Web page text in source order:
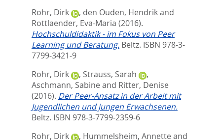
Rohr, Dirk
, den Ouden, Hendrikand
Rottlaender, Eva-Maria (2016).
Hochschuldidaktik - im Fokus von Peer
Learning und Beratung. Beltz. ISBN 978-3-
7799-3421-9
Rohr, Dirk
, Strauss, Sarah
,
Aschmann, Sabine and Ritter, Denise
(2016). Der Peer-Ansatz in der Arbeit mit
Jugendlichen und jungen Erwachsenen.
Beltz. ISBN 978-3-7799-2359-6
Rohr, Dirk
, Hummelsheim, Annette and